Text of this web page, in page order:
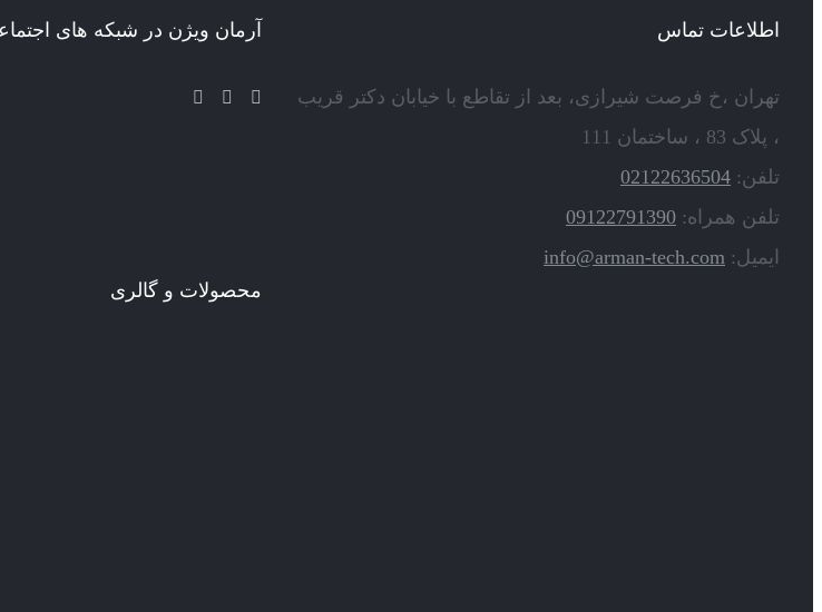
اطلاعات تماس
تهران ،خ فرصت شیرازی، بعد از تقاطع با خیابان دکتر قریب
، پلاک 83 ، ساختمان 111
تلفن: 02122636504
تلفن همراه: 09122791390
ایمیل: info@arman-tech.com
آرمان ویژن در شبکه های
محصولات و گالری